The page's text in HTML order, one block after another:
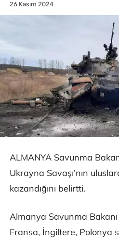
26 Kasım 2024
ALMANYA Savunma
Ukrayna Savaşı’nın
kazandığını belirtti.
Almanya Savunma
Fransa, İngiltere, Polonya